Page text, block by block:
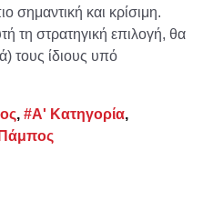
σημαντική και κρίσιμη.
τη στρατηγική επιλογή, θα
τους ίδιους υπό
, #Α' Κατηγορία,